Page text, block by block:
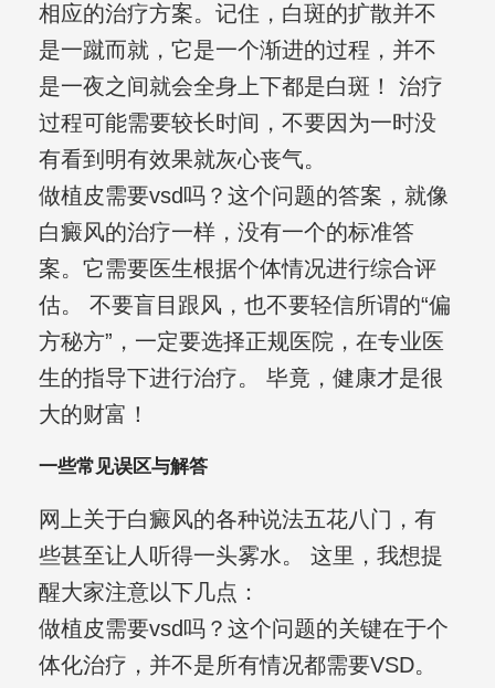
相应的治疗方案。记住，白斑的扩散并不
是一蹴而就，它是一个渐进的过程，并不
是一夜之间就会全身上下都是白斑！ 治疗
过程可能需要较长时间，不要因为一时没
有看到明有效果就灰心丧气。
做植皮需要vsd吗？这个问题的答案，就像
白癜风的治疗一样，没有一个的标准答
案。它需要医生根据个体情况进行综合评
估。 不要盲目跟风，也不要轻信所谓的“偏
方秘方”，一定要选择正规医院，在专业医
生的指导下进行治疗。 毕竟，健康才是很
大的财富！
一些常见误区与解答
网上关于白癜风的各种说法五花八门，有
些甚至让人听得一头雾水。 这里，我想提
醒大家注意以下几点：
做植皮需要vsd吗？这个问题的关键在于个
体化治疗，并不是所有情况都需要VSD。